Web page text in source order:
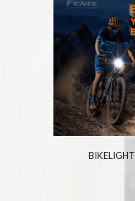
BIKELIGHT